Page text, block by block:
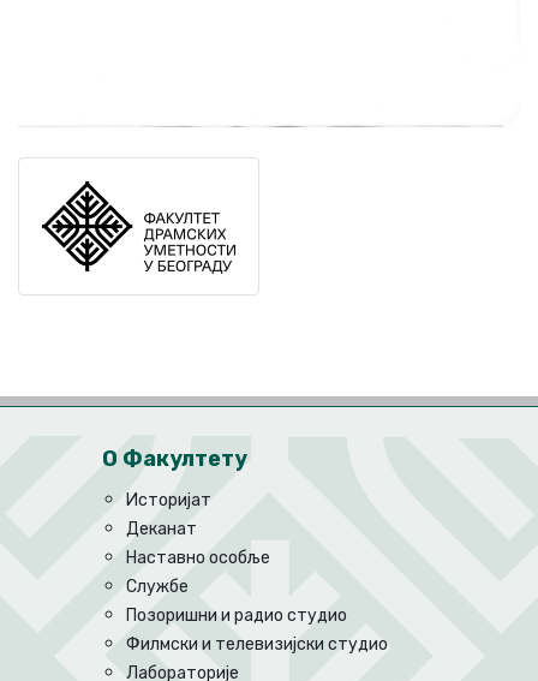
О Факултету
Историјат
Деканат
Наставно особље
Службе
Позоришни и радио студио
Филмски и телевизијски студио
Лабораторије